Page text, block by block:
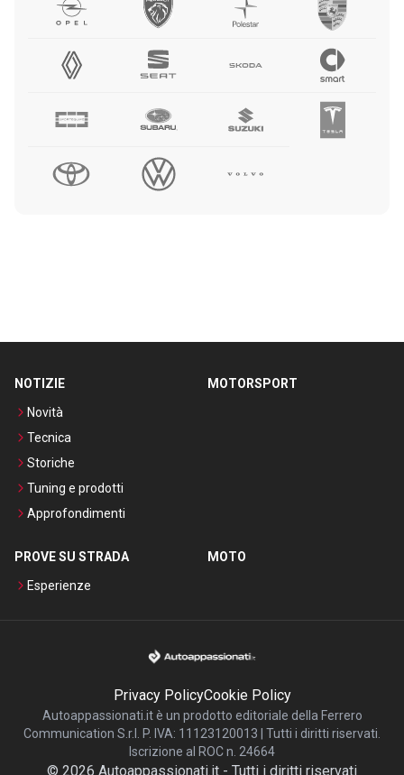
NOTIZIE
Novità
Tecnica
Storiche
Tuning e prodotti
Approfondimenti
MOTORSPORT
PROVE SU STRADA
Esperienze
MOTO
Privacy PolicyCookie Policy
Autoappassionati.it è un prodotto editoriale della Ferrero
Communication S.r.l. P. IVA: 11123120013 | Tutti i diritti riservati.
Iscrizione al ROC n. 24664
© 2026 Autoappassionati.it - Tutti i diritti riservati